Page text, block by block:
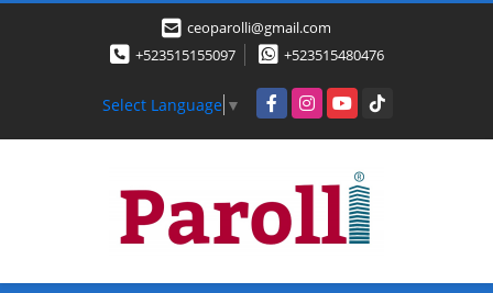
ceoparolli@gmail.com
+523515155097
+523515480476
Select Language ▼ FacebookInstagramYouTubeTikTok